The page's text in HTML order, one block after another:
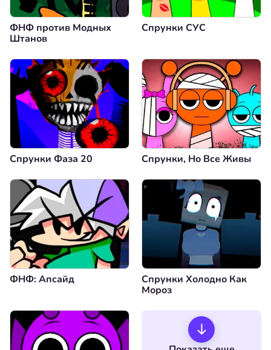
ФНФ против Модных
Штанов
Спрунки СУС
Спрунки Фаза 20 Спрунки, Но Все Живы
ФНФ: Апсайд
Спрунки Холодно Как
Мороз